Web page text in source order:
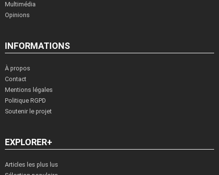
Multimédia
Opinions
INFORMATIONS
À propos
Contact
Mentions légales
Politique RGPD
Soutenir le projet
EXPLORER+
Articles les plus lus